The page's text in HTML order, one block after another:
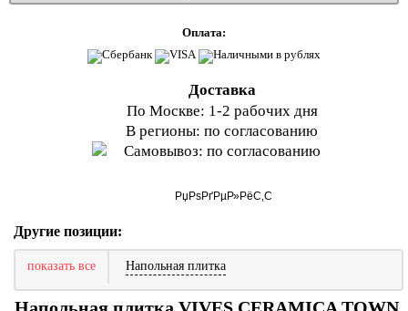
Оплата:
Доставка
По Москве: 1-2 рабочих дня
В регионы: по согласованию
Самовывоз: по согласованию
Другие позиции:
показать все Напольная плитка